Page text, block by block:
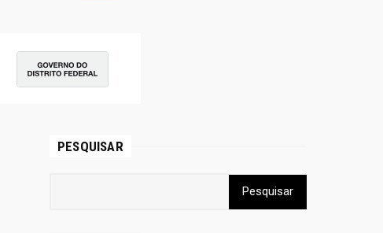
PESQUISAR